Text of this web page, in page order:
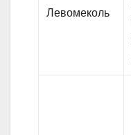
Левомеколь